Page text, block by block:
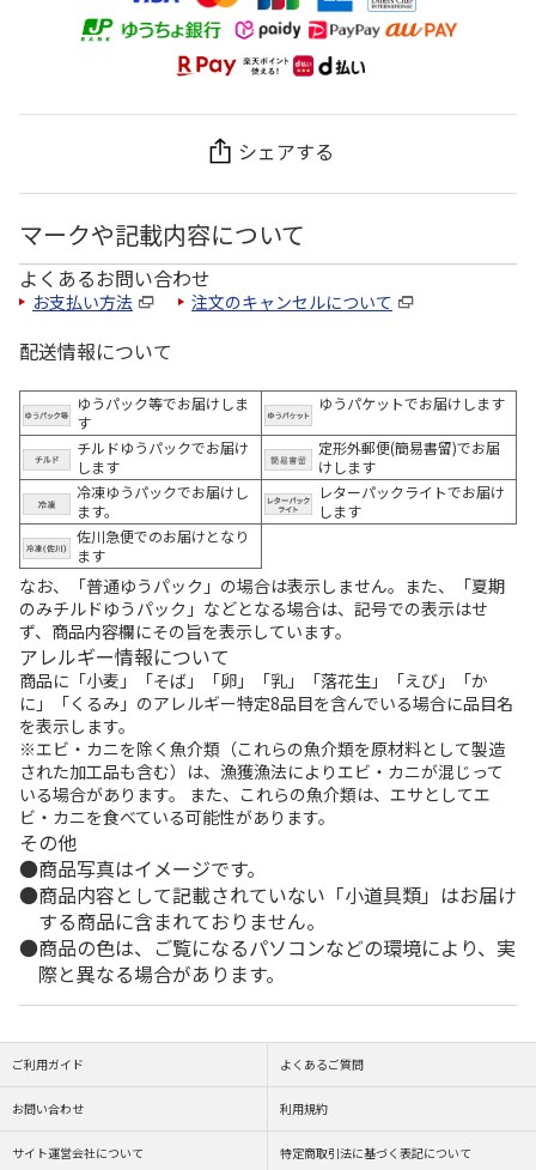
シェアする
マークや記載内容について
よくあるお問い合わせ
お支払い方法 注文のキャンセルについて
配送情報について
ゆうパック等でお届けしま
す
ゆうパケットでお届けします
チルドゆうパックでお届け
します
定形外郵便(簡易書留)でお届
けします
冷凍ゆうパックでお届けし
ます。
レターパックライトでお届け
します
佐川急便でのお届けとなり
ます
なお、「普通ゆうパック」の場合は表示しません。また、「夏期
のみチルドゆうパック」などとなる場合は、記号での表示はせ
ず、商品内容欄にその旨を表示しています。
アレルギー情報について
商品に「小麦」「そば」「卵」「乳」「落花生」「えび」「か
に」「くるみ」のアレルギー特定8品目を含んでいる場合に品目名
を表示します。
※エビ・カニを除く魚介類（これらの魚介類を原材料として製造
された加工品も含む）は、漁獲漁法によりエビ・カニが混じって
いる場合があります。 また、これらの魚介類は、エサとしてエ
ビ・カニを食べている可能性があります。
その他
商品写真はイメージです。
商品内容として記載されていない「小道具類」はお届け
する商品に含まれておりません。
商品の色は、ご覧になるパソコンなどの環境により、実
際と異なる場合があります。
ご利用ガイド よくあるご質問
お問い合わせ 利用規約
サイト運営会社について 特定商取引法に基づく表記について